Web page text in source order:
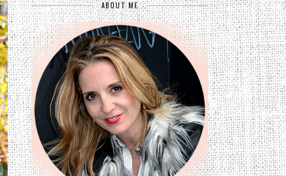
ABOUT ME